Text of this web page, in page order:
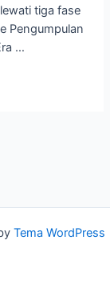
tiga fase
…
Tema WordPress